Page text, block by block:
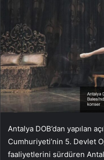
Antalya DOB’dan yapılan
Cumhuriyeti’nin 5. Devlet
faaliyetlerini sürdüren